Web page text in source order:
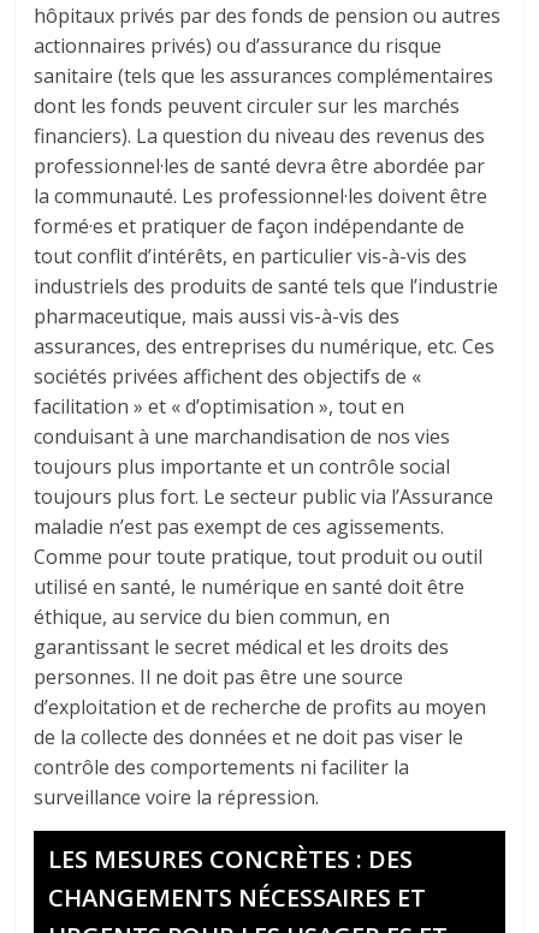
hôpitaux privés par des fonds de pension ou autres
actionnaires privés) ou d’assurance du risque
sanitaire (tels que les assurances complémentaires
dont les fonds peuvent circuler sur les marchés
financiers). La question du niveau des revenus des
professionnel·les de santé devra être abordée par
la communauté. Les professionnel·les doivent être
formé·es et pratiquer de façon indépendante de
tout conflit d’intérêts, en particulier vis-à-vis des
industriels des produits de santé tels que l’industrie
pharmaceutique, mais aussi vis-à-vis des
assurances, des entreprises du numérique, etc. Ces
sociétés privées affichent des objectifs de «
facilitation » et « d’optimisation », tout en
conduisant à une marchandisation de nos vies
toujours plus importante et un contrôle social
toujours plus fort. Le secteur public via l’Assurance
maladie n’est pas exempt de ces agissements.
Comme pour toute pratique, tout produit ou outil
utilisé en santé, le numérique en santé doit être
éthique, au service du bien commun, en
garantissant le secret médical et les droits des
personnes. Il ne doit pas être une source
d’exploitation et de recherche de profits au moyen
de la collecte des données et ne doit pas viser le
contrôle des comportements ni faciliter la
surveillance voire la répression.
LES MESURES CONCRÈTES : DES
CHANGEMENTS NÉCESSAIRES ET